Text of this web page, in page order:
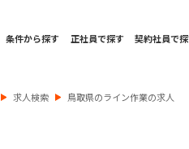
条件から探す 正社員で探す 契約社員で
求人検索 鳥取県のライン作業の求人